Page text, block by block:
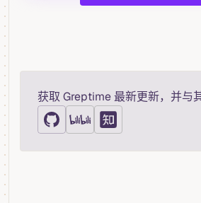
获取 Greptime 最新更新，并与